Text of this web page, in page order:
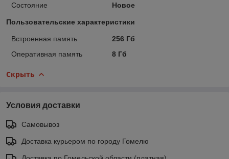
Состояние
Новое
Пользовательские характеристики
Встроенная память
256 Гб
Оперативная память
8 Гб
Скрыть
Условия доставки
Самовывоз
Доставка курьером по городу Гомелю